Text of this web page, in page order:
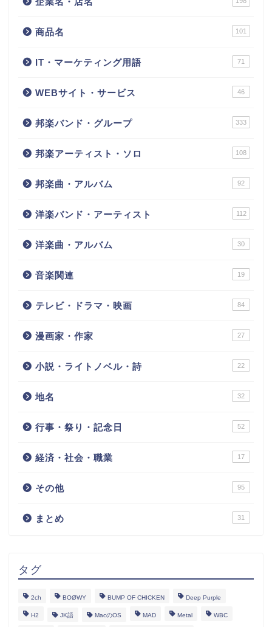
商品名 101
IT・マーケティング用語 71
WEBサイト・サービス 46
邦楽バンド・グループ 333
邦楽アーティスト・ソロ 108
邦楽曲・アルバム 92
洋楽バンド・アーティスト 112
洋楽曲・アルバム 30
音楽関連 19
テレビ・ドラマ・映画 84
漫画家・作家 27
小説・ライトノベル・詩 22
地名 32
行事・祭り・記念日 52
経済・社会・職業 17
その他 95
まとめ 31
タグ
2ch BOØWY BUMP OF CHICKEN Deep Purple
H2 JK語 MacのOS MAD Metal WBC